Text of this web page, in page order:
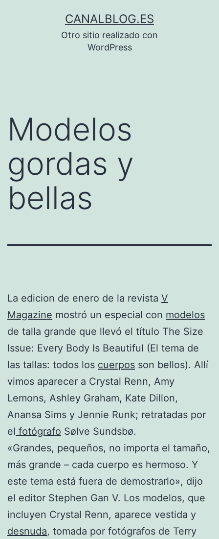
CANALBLOG.ES
Otro sitio realizado con
WordPress
Modelos
gordas y
bellas
La edicion de enero de la revista V
Magazine mostró un especial con modelos
de talla grande que llevó el título The Size
Issue: Every Body Is Beautiful (El tema de
las tallas: todos los cuerpos son bellos). Allí
vimos aparecer a Crystal Renn, Amy
Lemons, Ashley Graham, Kate Dillon,
Anansa Sims y Jennie Runk; retratadas por
el fotógrafo Sølve Sundsbø.
«Grandes, pequeños, no importa el tamaño,
más grande – cada cuerpo es hermoso. Y
este tema está fuera de demostrarlo», dijo
el editor Stephen Gan V. Los modelos, que
incluyen Crystal Renn, aparece vestida y
desnuda, tomada por fotógrafos de Terry